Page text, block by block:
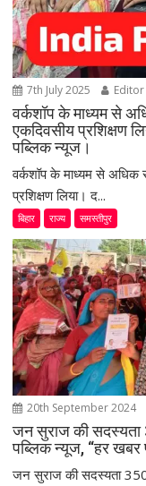
7th July 2025 Editor
वर्कशॉप के माध्यम से
एकदिवसीय प्रशिक्षण
पब्लिक न्यूज।
वर्कशॉप के माध्यम से
प्रशिक्षण लिया। द...
बिहार राज्य समस्तीपुर
20th September 2024
जन सुराज की सदस्यता
पब्लिक न्यूज, “हर खबर
जन सुराज की सदस्यता